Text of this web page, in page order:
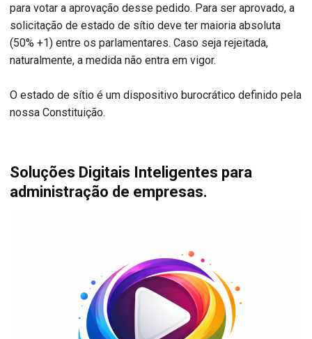
para votar a aprovação desse pedido. Para ser aprovado, a
solicitação de estado de sítio deve ter maioria absoluta
(50% +1) entre os parlamentares. Caso seja rejeitada,
naturalmente, a medida não entra em vigor.
O estado de sítio é um dispositivo burocrático definido pela
nossa Constituição.
Soluções Digitais Inteligentes para
administração de empresas.